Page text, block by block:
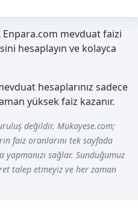
Enpara.com mevduat faizi
hesaplayın ve kolayca
hesaplarınız sadece
yüksek faiz kazanır.
değildir. Mukayese.com;
faiz oranlarını tek sayfada
sağlar. Sunduğumuz
talep etmeyiz ve her zaman